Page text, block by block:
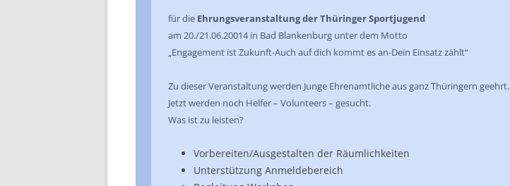
für die Ehrungsveranstaltung der Thüringer Sportjugend
am 20./21.06.20014 in Bad Blankenburg unter dem Motto
„Engagement ist Zukunft-Auch auf dich kommt es an-Dein Einsatz zählt“
Zu dieser Veranstaltung werden Junge Ehrenamtliche aus ganz Thüringern geehrt.
Jetzt werden noch Helfer – Volunteers – gesucht.
Was ist zu leisten?
Vorbereiten/Ausgestalten der Räumlichkeiten
Unterstützung Anmeldebereich